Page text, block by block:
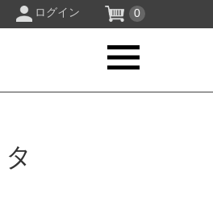
ログイン 0